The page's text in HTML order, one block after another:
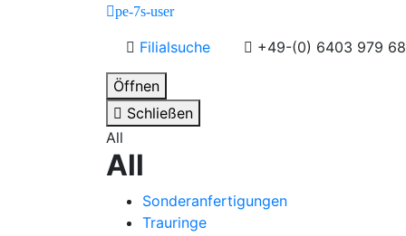
pe-7s-user
Filialsuche +49-(0) 6403 979
Öffnen
Schließen
All
All
Sonderanfertigungen
Trauringe